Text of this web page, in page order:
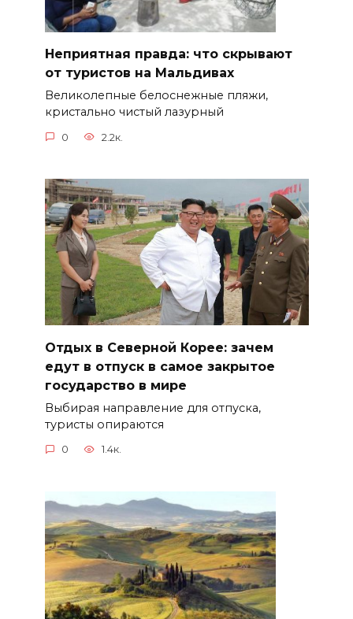
Неприятная правда: что скрывают
от туристов на Мальдивах
Великолепные белоснежные пляжи,
кристально чистый лазурный
0 2.2к.
Отдых в Северной Корее: зачем
едут в отпуск в самое закрытое
государство в мире
Выбирая направление для отпуска,
туристы опираются
0 1.4к.